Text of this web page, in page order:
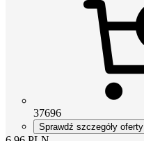
37696
Sprawdź szczegóły oferty